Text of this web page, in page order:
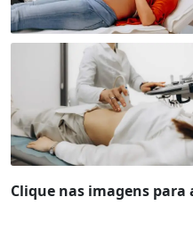
Clique nas imagens